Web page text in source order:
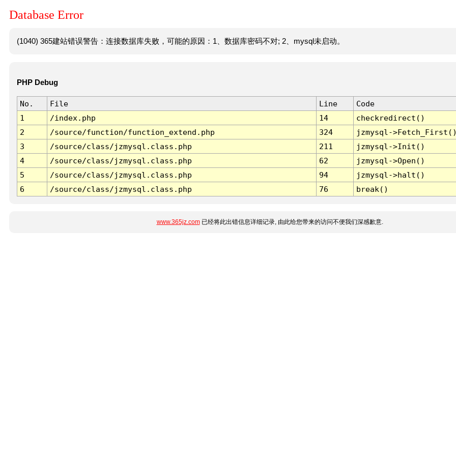
Database Error
(1040) 365建站错误警告：连接数据库失败，可能的原因：1、数据库密码不对; 2、mysql未启动。
PHP Debug
No. File Line
Code
1
/index.php 14
checkredirect()
2
/source/function/function_extend.php 324
jzmysql-
3
/source/class/jzmysql.class.php 211
jzmysql->Init()
4
/source/class/jzmysql.class.php 62
jzmysql->Open()
5
/source/class/jzmysql.class.php 94
jzmysql->halt()
6
/source/class/jzmysql.class.php 76 break()
www.365jz.com已经将此出错信息详细记录, 由此给您带来的访问不便我们深感歉意.